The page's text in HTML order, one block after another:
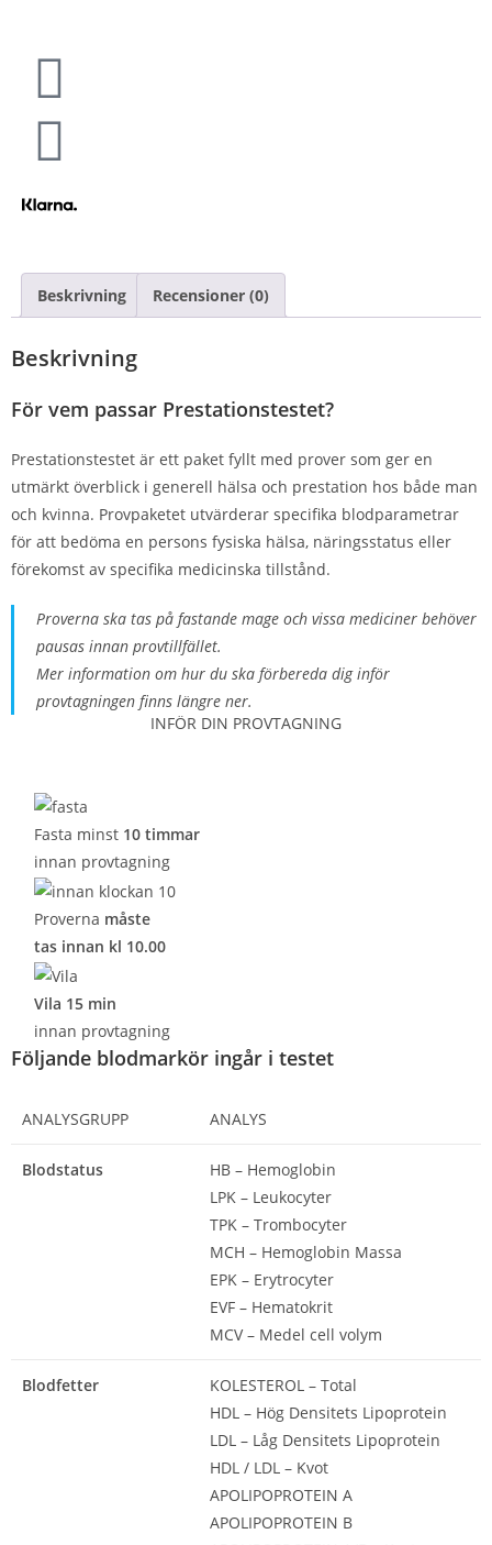
Beskrivning Recensioner (0)
Beskrivning
För vem passar Prestationstestet?
Prestationstestet är ett paket fyllt med prover som ger en
utmärkt överblick i generell hälsa och prestation hos både man
och kvinna. Provpaketet utvärderar specifika blodparametrar
för att bedöma en persons fysiska hälsa, näringsstatus eller
förekomst av specifika medicinska tillstånd.
Proverna ska tas på fastande mage och vissa mediciner behöver
pausas innan provtillfället.
Mer information om hur du ska förbereda dig inför
provtagningen finns längre ner.
INFÖR DIN PROVTAGNING
Fasta minst 10 timmar
innan provtagning
Proverna måste
tas innan kl 10.00
Vila 15 min
innan provtagning
Följande blodmarkör ingår i testet
ANALYSGRUPP ANALYS
Blodstatus
HB – Hemoglobin
LPK – Leukocyter
TPK – Trombocyter
MCH – Hemoglobin Massa
EPK – Erytrocyter
EVF – Hematokrit
MCV – Medel cell volym
Blodfetter
KOLESTEROL – Total
HDL – Hög Densitets Lipoprotein
LDL – Låg Densitets Lipoprotein
HDL / LDL – Kvot
APOLIPOPROTEIN A
APOLIPOPROTEIN B